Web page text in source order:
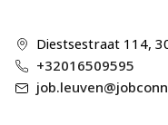
Diestsestraat 114,
+32016509595